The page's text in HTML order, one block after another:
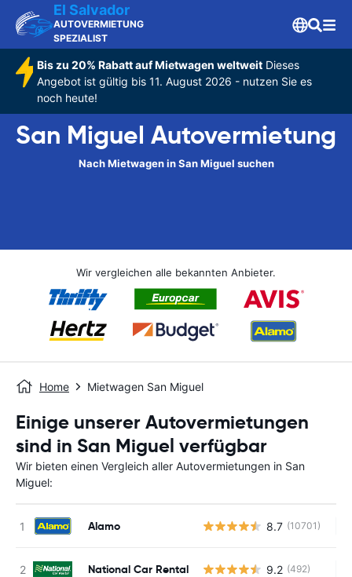
El Salvador
AUTOVERMIETUNG
SPEZIALIST
Bis zu 20% Rabatt auf Mietwagen weltweitDieses
Angebot ist gültig bis 11. August 2026 - nutzen Sie es
noch heute!
San Miguel Autovermietung
Nach Mietwagen in San Miguel suchen
Wir vergleichen alle bekannten Anbieter.
Home Mietwagen San Miguel
Einige unserer Autovermietungen
sind in San Miguel verfügbar
Wir bieten einen Vergleich aller Autovermietungen in San
Miguel:
Alamo 8.7 (10701)
National Car Rental 9.2 (492)